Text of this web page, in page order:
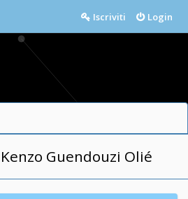
Login
Iscriviti
Guendouzi Olié